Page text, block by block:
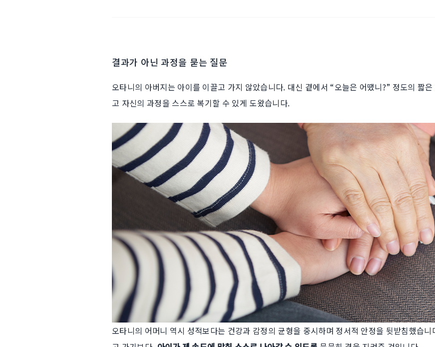
결과가 아닌 과정을 묻는 질문
오타니의 아버지는 아이를 이끌고 가지 않았습니다. 대신 곁에서 “오늘은 어땠니?” 정도의 짧
고 자신의 과정을 스스로 복기할 수 있게 도왔습니다. ​
오타니의 어머니 역시 성적보다는 건강과 감정의 균형을 중시하며 정서적 안정을 뒷받침했습